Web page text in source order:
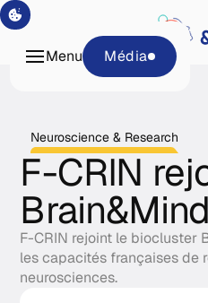
Tech & Platforms
Média
Menu
Neuroscience & Research
F-CRIN
Brain&Mind
F-CRIN rejoint le biocluster
les capacités françaises de
neurosciences.